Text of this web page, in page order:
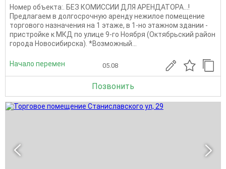
Номер объекта:. БЕЗ КОМИССИИ ДЛЯ АРЕНДАТОРА...!
Предлагаем в долгосрочную аренду нежилое помещение
торгового назначения на 1 этаже, в 1-но этажном здании -
пристройке к МКД по улице 9-го Ноября (Октябрьский район
города Новосибирска). *Возможный...
Начало перемен 05.08
Позвонить